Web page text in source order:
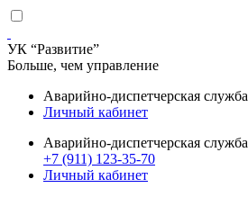
УК “Развитие”
Больше, чем управление
Аварийно-диспетчерская служба
Личный кабинет
Аварийно-диспетчерская служба
+7 (911) 123-35-70
Личный кабинет